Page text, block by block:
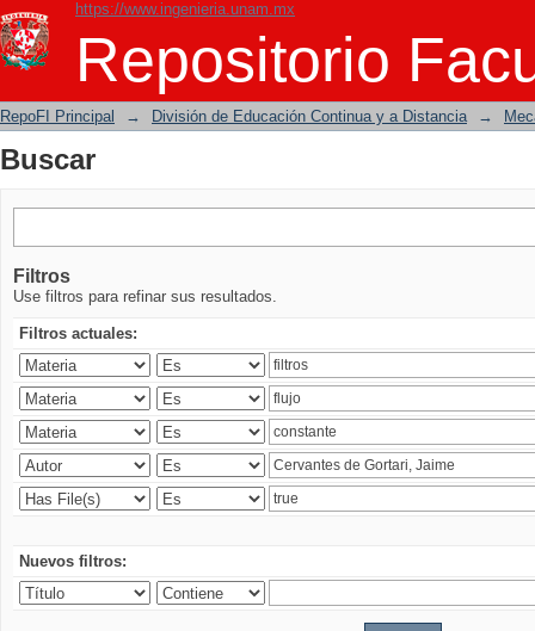
https://www.ingenieria.unam.mx
Repositorio
Buscar
RepoFI Principal → División de Educación Continua y a Distancia →
Buscar
Filtros
Use filtros para refinar sus resultados.
Filtros actuales:
Nuevos filtros: